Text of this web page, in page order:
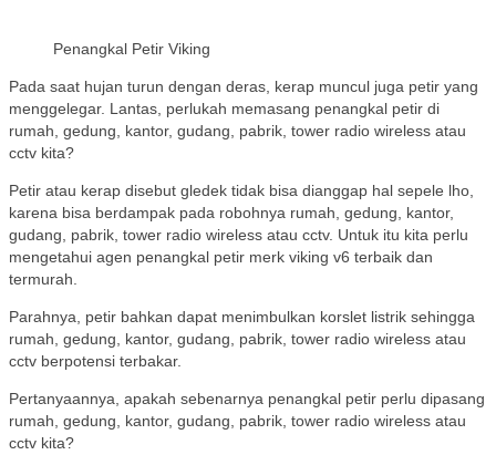
Penangkal Petir Viking
Pada saat hujan turun dengan deras, kerap muncul juga petir yang
menggelegar. Lantas, perlukah memasang penangkal petir di
rumah, gedung, kantor, gudang, pabrik, tower radio wireless atau
cctv kita?
Petir atau kerap disebut gledek tidak bisa dianggap hal sepele lho,
karena bisa berdampak pada robohnya rumah, gedung, kantor,
gudang, pabrik, tower radio wireless atau cctv. Untuk itu kita perlu
mengetahui agen penangkal petir merk viking v6 terbaik dan
termurah.
Parahnya, petir bahkan dapat menimbulkan korslet listrik sehingga
rumah, gedung, kantor, gudang, pabrik, tower radio wireless atau
cctv berpotensi terbakar.
Pertanyaannya, apakah sebenarnya penangkal petir perlu dipasang
rumah, gedung, kantor, gudang, pabrik, tower radio wireless atau
cctv kita?